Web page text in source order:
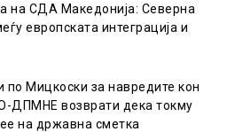
на СДА Македонија: Северна
европската интеграција и
по Мицкоски за навредите кон
ДПМНЕ возврати дека токму
на државна сметка